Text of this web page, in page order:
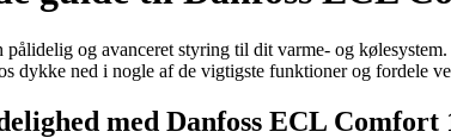
og avanceret styring til dit varme- og
dykke ned i nogle af de vigtigste funktioner og fordele
med Danfoss ECL Comfort